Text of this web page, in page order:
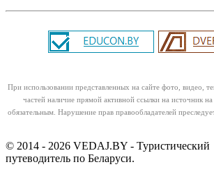
При использовании представленных на сайте фото, видео,
частей наличие прямой активной ссылки на источник на
обязательным. Нарушение прав правообладателей
© 2014 - 2026 VEDAJ.BY - Туристический
путеводитель по Беларуси.